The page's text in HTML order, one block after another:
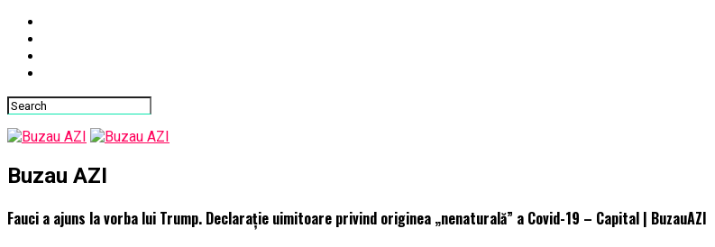
Buzau AZI
Fauci a ajuns la vorba lui Trump. Declarație uimitoare privind originea „nenaturală” a Covid-19 – Capital | BuzauAZI